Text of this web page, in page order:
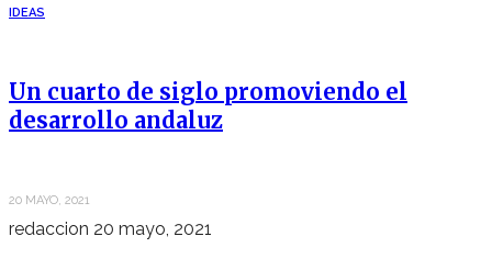
IDEAS
Un cuarto de siglo promoviendo el
desarrollo andaluz
20 MAYO, 2021
redaccion 20 mayo, 2021